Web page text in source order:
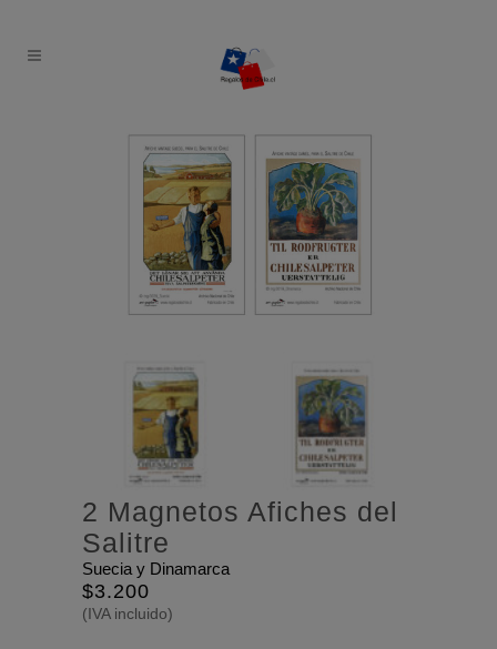
2 Magnetos Afiches del
Salitre
Suecia y Dinamarca
$3.200
(IVA incluido)